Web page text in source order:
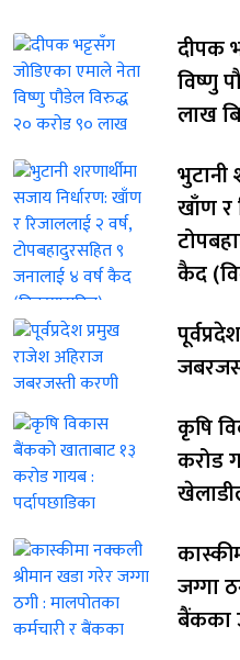
दीपक
विष्णु
लाख
भुटानी
खाँण र
कैद
कृषि
करोड
जग्गा
बैंकका